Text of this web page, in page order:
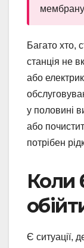
Багато хто,
станція не
або
у половині
або
потрібен
Коли
Є ситуації,